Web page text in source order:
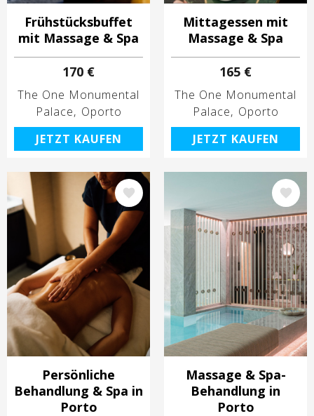
Frühstücksbuffet
mit Massage & Spa
170 €
The One Monumental
Palace
Oporto
JETZT KAUFEN
Mittagessen mit
Massage & Spa
165 €
The One Monumental
Palace
Oporto
JETZT KAUFEN
Bild
Persönliche
Behandlung & Spa in
Porto
Bild
Massage & Spa-
Behandlung in
Porto